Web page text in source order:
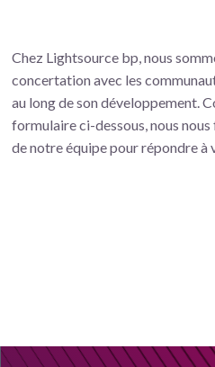
Chez Lightsource bp, nous
concertation avec les
au long de son développement.
formulaire ci-dessous, nous
de notre équipe pour répondre à